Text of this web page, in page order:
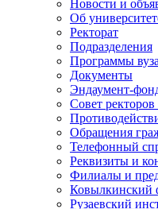
Новости и
Об
Ректорат
Подразделения
Программы вуза
Документы
Эндаумент-
Совет
Обращения
Телефонный
Реквизиты и
Филиалы и
Ковылкинский
Рузаевский